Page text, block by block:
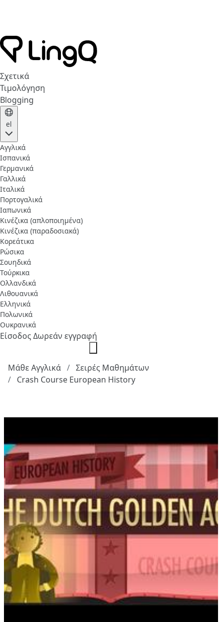
Σχετικά
Τιμολόγηση
Blogging
el
Αγγλικά
Ισπανικά
Γερμανικά
Γαλλικά
Ιταλικά
Πορτογαλικά
Ιαπωνικά
Κινέζικα (απλοποιημένα)
Κινέζικα (παραδοσιακά)
Κορεάτικα
Ρώσικα
Σουηδικά
Τούρκικα
Ολλανδικά
Λιθουανικά
Ελληνικά
Πολωνικά
Ουκρανικά
ΕίσοδοςΔωρεάν εγγραφή
Μάθε Αγγλικά
Σειρές Μαθημάτων
Crash Course European History